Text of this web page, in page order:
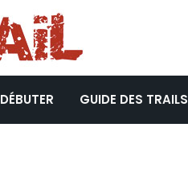
DÉBUTER GUIDE DES TRAILS